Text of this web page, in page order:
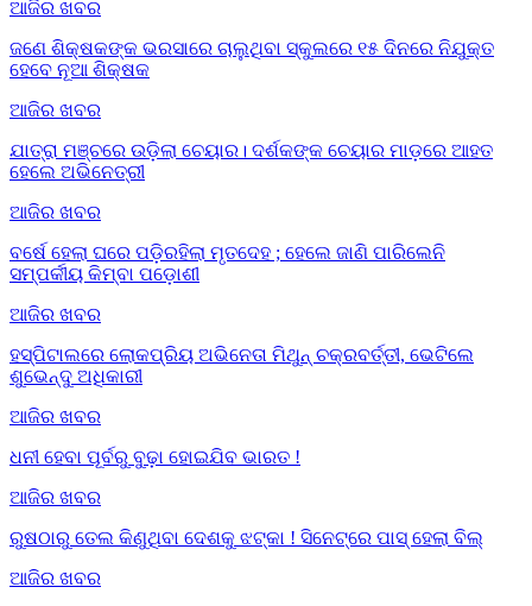
ଆଜିର ଖବର
ଜଣେ ଶିକ୍ଷକଙ୍କ ଭରସାରେ ଚାଲୁଥିବା ସ୍କୁଲରେ ୧୫ ଦିନରେ ନିଯୁକ୍ତ
ହେବେ ନୂଆ ଶିକ୍ଷକ
ଆଜିର ଖବର
ଯାତ୍ରା ମଞ୍ଚରେ ଉଡ଼ିଲା ଚେୟାର। ଦର୍ଶକଙ୍କ ଚେୟାର ମାଡ଼ରେ ଆହତ
ହେଲେ ଅଭିନେତ୍ରୀ
ଆଜିର ଖବର
ବର୍ଷେ ହେଲା ଘରେ ପଡ଼ିରହିଲା ମୃତଦେହ ; ହେଲେ ଜାଣି ପାରିଲେନି
ସମ୍ପର୍କୀୟ କିମ୍ବା ପଡ଼ୋଶୀ
ଆଜିର ଖବର
ହସ୍ପିଟାଲରେ ଲୋକପ୍ରିୟ ଅଭିନେତା ମିଥୁନ୍ ଚକ୍ରବର୍ତ୍ତୀ, ଭେଟିଲେ
ଶୁଭେନ୍ଦୁ ଅଧିକାରୀ
ଆଜିର ଖବର
ଧନୀ ହେବା ପୂର୍ବରୁ ବୁଢ଼ା ହୋଇଯିବ ଭାରତ !
ଆଜିର ଖବର
ରୁଷଠାରୁ ତେଲ କିଣୁଥିବା ଦେଶକୁ ଝଟ୍‌କା ! ସିନେଟ୍‌ରେ ପାସ୍ ହେଲା ବିଲ୍
ଆଜିର ଖବର